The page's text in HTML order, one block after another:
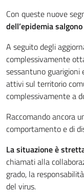
Con queste nuove
dell’epidemia
A seguito degli
complessivamente
sessantuno guarigioni
attivi sul territorio
complessivamente a
Raccomando ancora
comportamento e di
La situazione è
chiamati alla
grado, la
del virus.